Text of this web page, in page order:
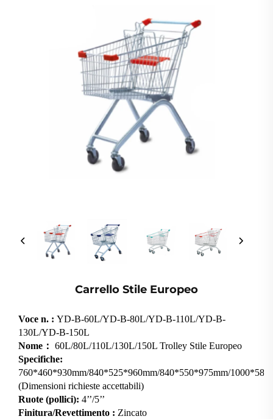
Carrello Stile Europeo
Voce n. : YD-B-60L/YD-B-80L/YD-B-110L/YD-B-
130L/YD-B-150L
Nome： 60L/80L/110L/130L/150L Trolley Stile Europeo
Specifiche:
760*460*930mm/840*525*960mm/840*550*975mm/
(Dimensioni richieste accettabili)
Ruote (pollici): 4’’/5’’
Finitura/Revettimento : Zincato